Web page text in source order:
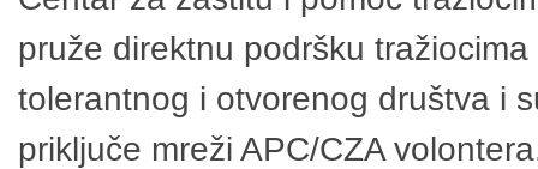
pruže direktnu podršku
tolerantnog i otvorenog društva i
priključe mreži APC/CZA